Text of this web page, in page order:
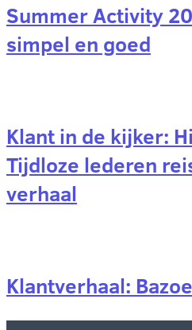
Summer Activity
simpel en goed
Klant in de kijker:
Tijdloze lederen
verhaal
Klantverhaal: